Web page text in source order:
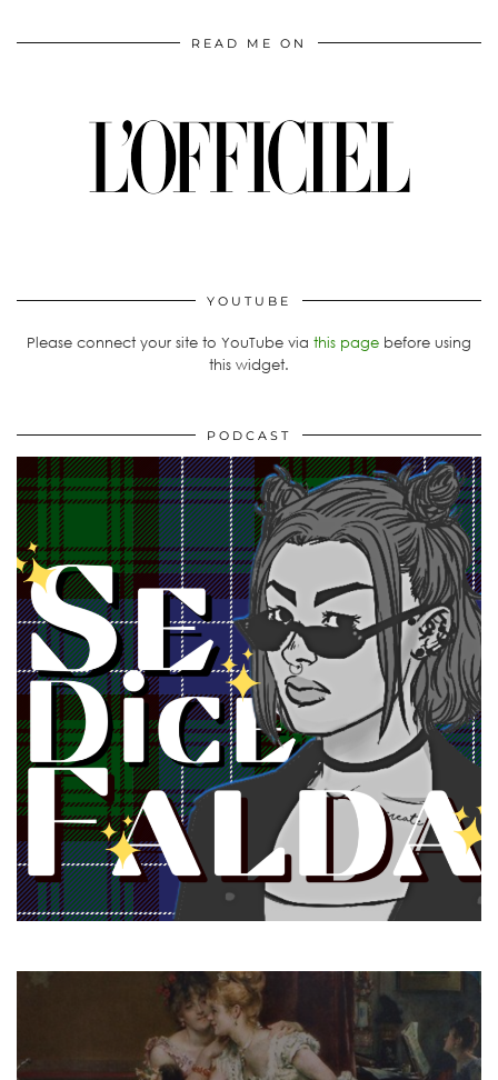
READ ME ON
YOUTUBE
Please connect your site to YouTube via this page before using
this widget.
PODCAST